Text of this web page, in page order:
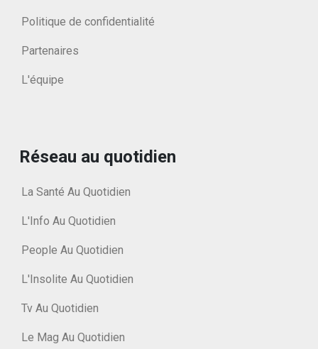
Politique de confidentialité
Partenaires
L'équipe
Réseau au quotidien
La Santé Au Quotidien
L'Info Au Quotidien
People Au Quotidien
L'Insolite Au Quotidien
Tv Au Quotidien
Le Mag Au Quotidien